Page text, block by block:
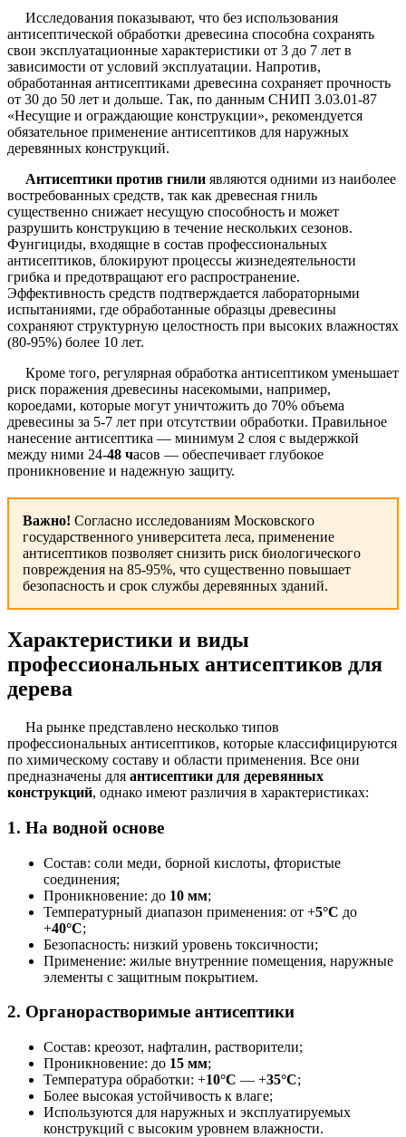
Исследования показывают, что без использования
антисептической обработки древесина способна сохранять
свои эксплуатационные характеристики от 3 до 7 лет в
зависимости от условий эксплуатации. Напротив,
обработанная антисептиками древесина сохраняет прочность
от 30 до 50 лет и дольше. Так, по данным СНИП 3.03.01-87
«Несущие и ограждающие конструкции», рекомендуется
обязательное применение антисептиков для наружных
деревянных конструкций.
Антисептики против гнили являются одними из наиболее
востребованных средств, так как древесная гниль
существенно снижает несущую способность и может
разрушить конструкцию в течение нескольких сезонов.
Фунгициды, входящие в состав профессиональных
антисептиков, блокируют процессы жизнедеятельности
грибка и предотвращают его распространение.
Эффективность средств подтверждается лабораторными
испытаниями, где обработанные образцы древесины
сохраняют структурную целостность при высоких влажностях
(80-95%) более 10 лет.
Кроме того, регулярная обработка антисептиком уменьшает
риск поражения древесины насекомыми, например,
короедами, которые могут уничтожить до 70% объема
древесины за 5-7 лет при отсутствии обработки. Правильное
нанесение антисептика — минимум 2 слоя с выдержкой
между ними 24-48 часов — обеспечивает глубокое
проникновение и надежную защиту.
Важно! Согласно исследованиям Московского
государственного университета леса, применение
антисептиков позволяет снизить риск биологического
повреждения на 85-95%, что существенно повышает
безопасность и срок службы деревянных зданий.
Характеристики и виды
профессиональных антисептиков для
дерева
На рынке представлено несколько типов
профессиональных антисептиков, которые классифицируются
по химическому составу и области применения. Все они
предназначены для антисептики для деревянных
конструкций, однако имеют различия в характеристиках:
1. На водной основе
Состав: соли меди, борной кислоты, фтористые
соединения;
Проникновение: до 10 мм;
Температурный диапазон применения: от +5°C до
+40°C;
Безопасность: низкий уровень токсичности;
Применение: жилые внутренние помещения, наружные
элементы с защитным покрытием.
2. Органорастворимые антисептики
Состав: креозот, нафталин, растворители;
Проникновение: до 15 мм;
Температура обработки: +10°C — +35°C;
Более высокая устойчивость к влаге;
Используются для наружных и эксплуатируемых
конструкций с высоким уровнем влажности.